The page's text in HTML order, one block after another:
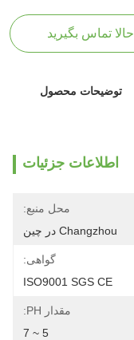
حالا تماس بگیرید
توضیحات محصول
اطلاعات جزئیات
محل منبع:
Changzhou در چین
گواهی:
ISO9001 SGS CE
مقدار PH:
5 ~ 7